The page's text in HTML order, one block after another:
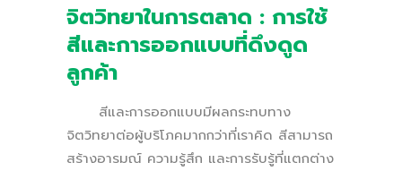
จิตวิทยาในการตลาด : การใช้
สีและการออกแบบที่ดึงดูด
ลูกค้า
สีและการออกแบบมีผลกระทบทาง
จิตวิทยาต่อผู้บริโภคมากกว่าที่เราคิด สีสามารถ
สร้างอารมณ์ ความรู้สึก และการรับรู้ที่แตกต่าง